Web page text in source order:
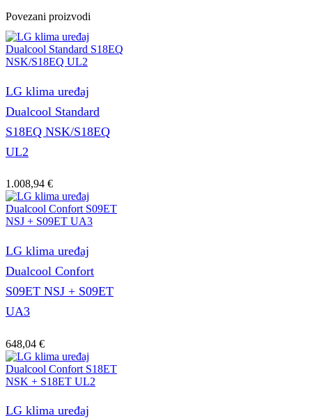
Povezani proizvodi
LG klima uređaj
Dualcool Standard
S18EQ NSK/S18EQ
UL2
1.008,94 €
LG klima uređaj
Dualcool Confort
S09ET NSJ + S09ET
UA3
648,04 €
LG klima uređaj